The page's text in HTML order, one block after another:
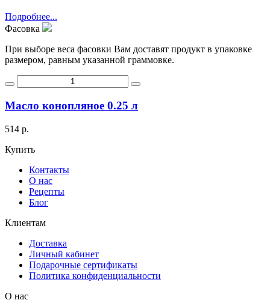
Подробнее...
Фасовка
При выборе веса фасовки Вам доставят продукт в упаковке
размером, равным указанной граммовке.
Масло конопляное 0.25 л
514 р.
Купить
Контакты
О нас
Рецепты
Блог
Клиентам
Доставка
Личный кабинет
Подарочные сертификаты
Политика конфиденциальности
О нас